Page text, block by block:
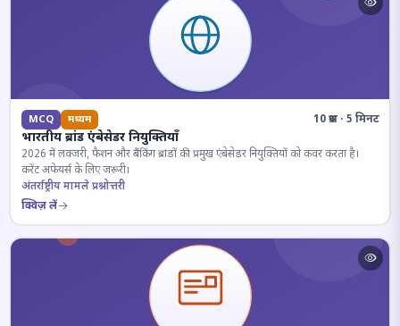
MCQ मध्यम 10 प्रश्न · 5 मिनट
भारतीय ब्रांड एंबेसेडर नियुक्तियाँ
2026 में लक्जरी, फैशन और बैंकिंग ब्रांडों की प्रमुख एंबेसेडर नियुक्तियों को कवर करता है।
करेंट अफेयर्स के लिए जरूरी।
अंतर्राष्ट्रीय मामले प्रश्नोत्तरी
क्विज़ लें